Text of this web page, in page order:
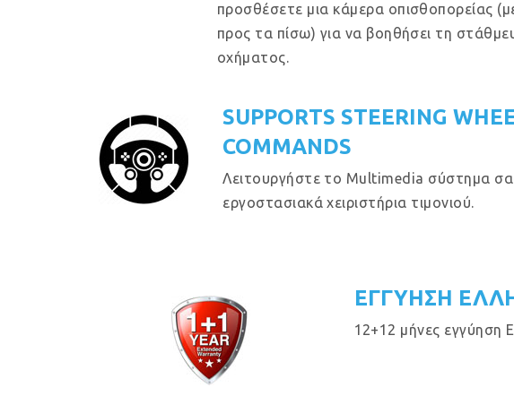
προσθέσετε μια κάμερα οπισθοπορείας
προς τα πίσω) για να βοηθήσει τη
οχήματος.
SUPPORTS STEERING
COMMANDS
Λειτουργήστε το Multimedia σύστημα
εργοστασιακά χειριστήρια τιμονιού.
ΕΓΓΥΗΣΗ
12+12 μήνες εγγύηση